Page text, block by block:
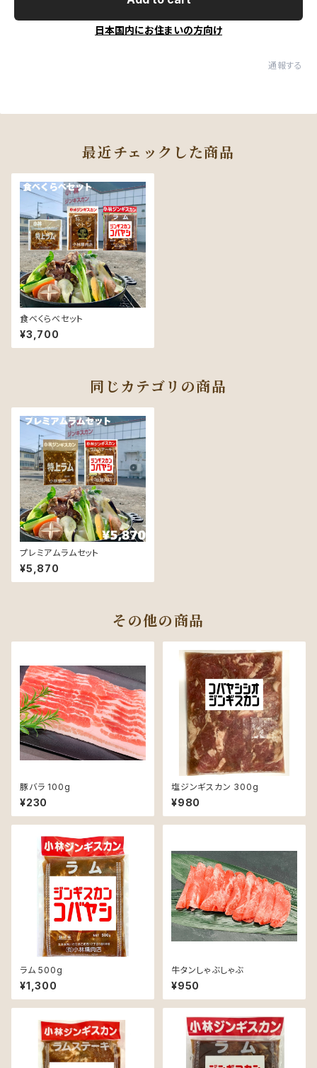
日本国内にお住まいの方向け
通報する
最近チェックした商品
食べくらべセット
¥3,700
同じカテゴリの商品
プレミアムラムセット
¥5,870
その他の商品
豚バラ 100g
¥230
塩ジンギスカン 300g
¥980
ラム 500g
¥1,300
牛タンしゃぶしゃぶ
¥950